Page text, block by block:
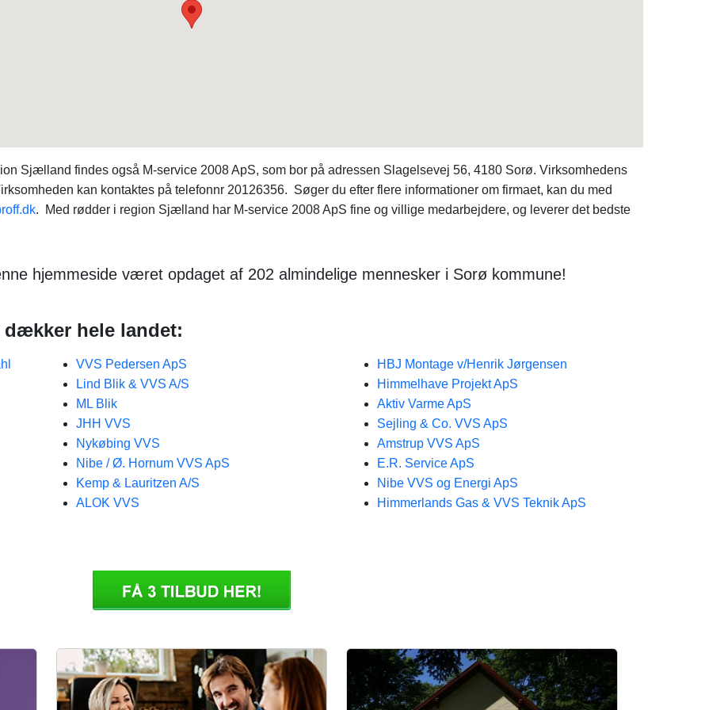
Sjælland findes også M-service 2008 ApS, som bor på adressen Slagelsevej 56, 4180 Sorø. Virksomhedens
kan kontaktes på telefonnr 20126356. Søger du efter flere informationer om firmaet, kan du med
. Med rødder i region Sjælland har M-service 2008 ApS fine og villige medarbejdere, og leverer det bedste
hjemmeside været opdaget af 202 almindelige mennesker i Sorø kommune!
hele landet:
VVS Pedersen ApS
Lind Blik & VVS A/S
ML Blik
JHH VVS
Nykøbing VVS
Nibe / Ø. Hornum VVS ApS
Kemp & Lauritzen A/S
ALOK VVS
HBJ Montage v/Henrik Jørgensen
Himmelhave Projekt ApS
Aktiv Varme ApS
Sejling & Co. VVS ApS
Amstrup VVS ApS
E.R. Service ApS
Nibe VVS og Energi ApS
Himmerlands Gas & VVS Teknik ApS